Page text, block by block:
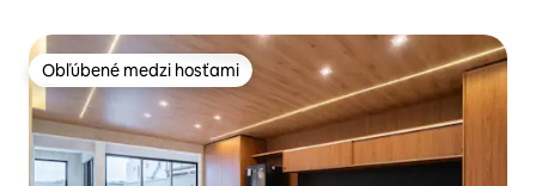
Obľúbené medzi hosťami
Obľúbené medzi hosťami